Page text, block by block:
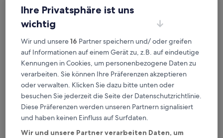
Kostenlose Stornierung bei
Planänderungen
Verdiene Prämien für jede
wahrgenommene Übernachtung
Mehr sparen mit Preisen für Mitglieder
Überprüfe die Preise für diese Daten
Ihre Privatsphäre ist uns
wichtig
Wir und unsere16 Partner speichern und/ oder greifen
auf Informationen auf einem Gerät zu, z.B. auf eindeutige
Kennungen in Cookies, um personenbezogene Daten zu
verarbeiten. Sie können Ihre Präferenzen akzeptieren
oder verwalten. Klicken Sie dazu bitte unten oder
besuchen Sie jederzeit die Seite der Datenschutzrichtlinie.
Diese Präferenzen werden unseren Partnern signalisiert
und haben keinen Einfluss auf Surfdaten.
Wir und unsere Partner verarbeiten Daten, um